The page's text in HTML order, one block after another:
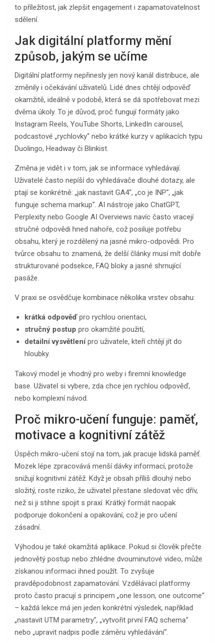
to příležitost, jak zlepšit engagement i zapamatovatelnost
sdělení.
Jak digitální platformy mění
způsob, jakým se učíme
Digitální platformy nepřinesly jen nový kanál distribuce, ale
změnily i očekávání uživatelů. Lidé dnes chtějí odpověď
okamžitě, ideálně v podobě, která se dá spotřebovat mezi
dvěma úkoly. To je důvod, proč fungují formáty jako
Instagram Reels, YouTube Shorts, LinkedIn carousel,
podcastové „rychlovky“ nebo krátké kurzy v aplikacích typu
Duolingo, Headway či Blinkist.
Změna je vidět i v tom, jak se informace vyhledávají.
Uživatelé často nepíší do vyhledávače dlouhé dotazy, ale
ptají se konkrétně: „jak nastavit GA4“, „co je INP“, „jak
funguje schema markup“. AI nástroje jako ChatGPT,
Perplexity nebo Google AI Overviews navíc často vracejí
stručné odpovědi hned nahoře, což posiluje potřebu
obsahu, který je rozdělený na jasné mikro-odpovědi. Pro
tvůrce obsahu to znamená, že delší články musí mít dobře
strukturované podsekce, FAQ bloky a jasné shrnující
pasáže.
V praxi se osvědčuje kombinace několika vrstev obsahu:
krátká odpověďpro rychlou orientaci,
stručný postup pro okamžité použití,
detailní vysvětlenípro uživatele, kteří chtějí jít do
hloubky.
Takový model je vhodný pro weby i firemní knowledge
base. Uživatel si vybere, zda chce jen rychlou odpověď,
nebo komplexní návod.
Proč mikro-učení funguje: paměť,
motivace a kognitivní zátěž
Úspěch mikro-učení stojí na tom, jak pracuje lidská paměť.
Mozek lépe zpracovává menší dávky informací, protože
snižují kognitivní zátěž. Když je obsah příliš dlouhý nebo
složitý, roste riziko, že uživatel přestane sledovat věc dřív,
než si ji stihne spojit s praxí. Krátký formát naopak
podporuje dokončení a opakování, což je pro učení
zásadní.
Výhodou je také okamžitá aplikace. Pokud si člověk přečte
jednovětý postup nebo zhlédne dvouminutové video, může
získanou informaci ihned použít. To zvyšuje
pravděpodobnost zapamatování. Vzdělávací platformy
proto často pracují s principem „one lesson, one outcome“
– každá lekce má jen jeden konkrétní výsledek, například
„nastavit UTM parametry“, „vytvořit první FAQ schema“
nebo „upravit nadpis podle záměru vyhledávání“.